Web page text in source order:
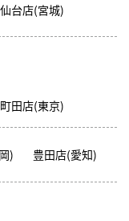
仙台店(宮城)
町田店(東京)
) 豊田店(愛知)